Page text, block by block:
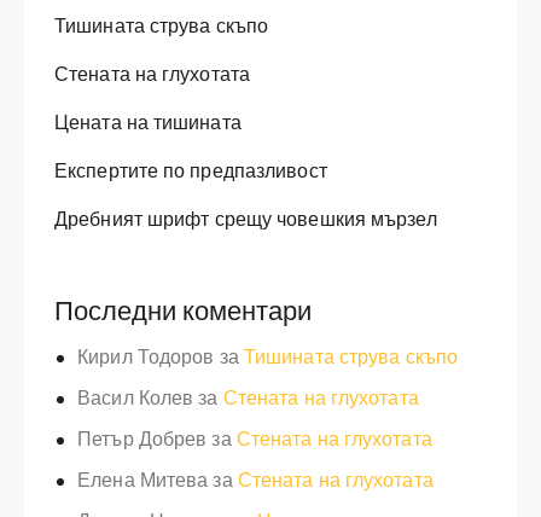
Тишината струва скъпо
Стената на глухотата
Цената на тишината
Експертите по предпазливост
Дребният шрифт срещу човешкия мързел
Последни коментари
Кирил Тодоров заТишината струва скъпо
Васил Колев за Стената на глухотата
Петър Добрев заСтената на глухотата
Елена МитевазаСтената на глухотата